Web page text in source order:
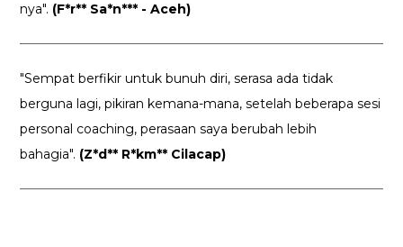
nya". (F*r** Sa*n*** - Aceh)
"Sempat berfikir untuk bunuh diri, serasa ada tidak
berguna lagi, pikiran kemana-mana, setelah beberapa sesi
personal coaching, perasaan saya berubah lebih
bahagia". (Z*d** R*km** Cilacap)